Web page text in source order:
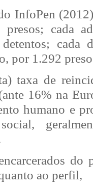
InfoPen
cada
cada
por 1.292
taxa de
16% na
humano e
do
ao perfil,